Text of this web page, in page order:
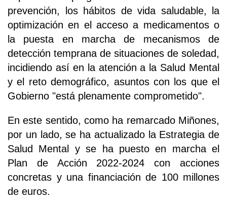
prevención, los hábitos de vida saludable, la
optimización en el acceso a medicamentos o
la puesta en marcha de mecanismos de
detección temprana de situaciones de soledad,
incidiendo así en la atención a la Salud Mental
y el reto demográfico, asuntos con los que el
Gobierno "está plenamente comprometido".
En este sentido, como ha remarcado Miñones,
por un lado, se ha actualizado la Estrategia de
Salud Mental y se ha puesto en marcha el
Plan de Acción 2022-2024 con acciones
concretas y una financiación de 100 millones
de euros.